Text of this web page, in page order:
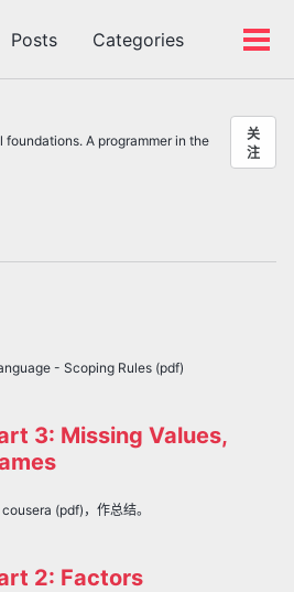
Posts Categories
切
换
单
A programmer in the
关
注
- Scoping Rules (pdf)
3: Missing Values,
(pdf)，作总结。
2: Factors